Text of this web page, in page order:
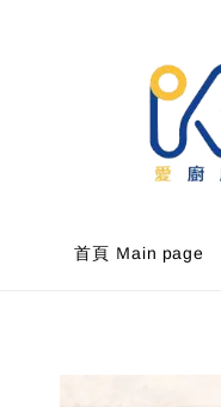
首頁 Ｍain page